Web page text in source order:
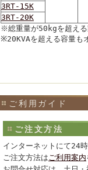
3RT-15K
3RT-20K
※総重量が50kgを超える
※20KVAを超える容量も
ご利用ガイド
ご注文方法
インターネットにて24
ご注文方法はご利用案内